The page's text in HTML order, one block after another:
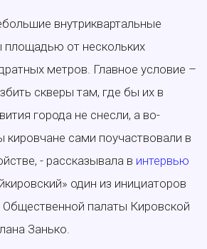
внутриквартальные
площадью от нескольких
метров. Главное условие –
скверы там, где бы их в
города не снесли, а во-
кировчане сами поучаствовали в
- рассказывала в интервью
один из инициаторов
Общественной палаты Кировской
Занько.